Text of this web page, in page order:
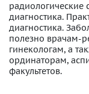
диагностика.
диагностика.
полезно врачам-
гинекологам, а
ординаторам,
факультетов.